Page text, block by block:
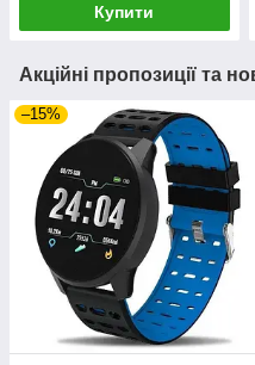
Купити
Акційні пропозиції та
–15%